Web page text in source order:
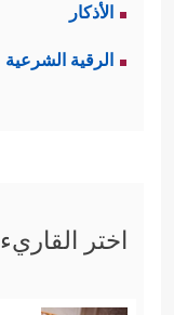
الأذكار
الرقية الشرعية
اختر القاريء